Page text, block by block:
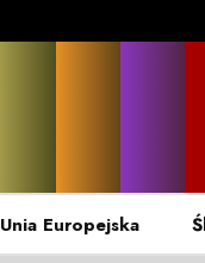
Unia Europejska